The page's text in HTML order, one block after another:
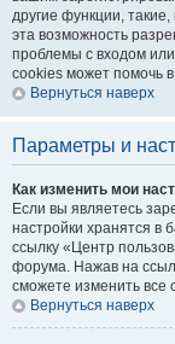
другие функции,
эта возможность
проблемы с входом
cookies может помочь
Вернуться наверх
Параметры и
Как изменить мои
Если вы являетесь
настройки хранятся в
ссылку «Центр
форума. Нажав на
сможете изменить все
Вернуться наверх